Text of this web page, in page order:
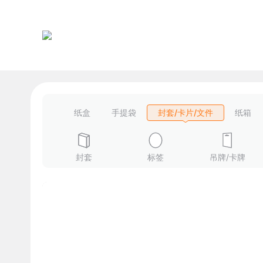
纸盒 手提袋 封套/卡片/文件 纸箱
封套 标签 吊牌/卡牌